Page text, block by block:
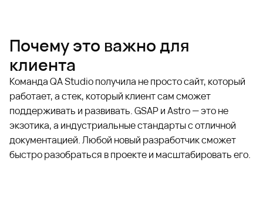
Почему это важно для
клиента
Команда QA Studio получила не просто сайт, который
работает, а стек, который клиент сам сможет
поддерживать и развивать. GSAP и Astro — это не
экзотика, а индустриальные стандарты с отличной
документацией. Любой новый разработчик сможет
быстро разобраться в проекте и масштабировать его.